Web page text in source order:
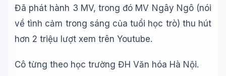
Đã phát hành 3 MV, trong đó MV Ngây Ngô (nói
về tình cảm trong sáng của tuổi học trò) thu hút
hơn 2 triệu lượt xem trên Youtube.
Cô từng theo học trường ĐH Văn hóa Hà Nội.